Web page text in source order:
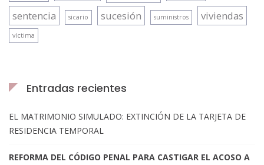
sentencia sicario sucesión suministros viviendas
víctima
Entradas recientes
EL MATRIMONIO SIMULADO: EXTINCIÓN DE LA TARJETA DE
RESIDENCIA TEMPORAL
REFORMA DEL CÓDIGO PENAL PARA CASTIGAR EL ACOSO A